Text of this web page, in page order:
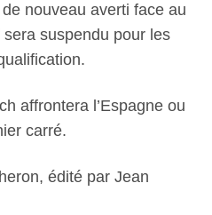
nouveau averti face au
suspendu pour les
affrontera l’Espagne ou
carré.
édité par Jean